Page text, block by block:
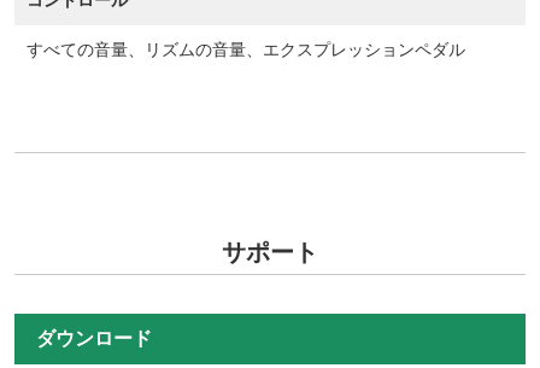
すべての音量、リズムの音量、エクスプレッションペダル
サポート
ダウンロード